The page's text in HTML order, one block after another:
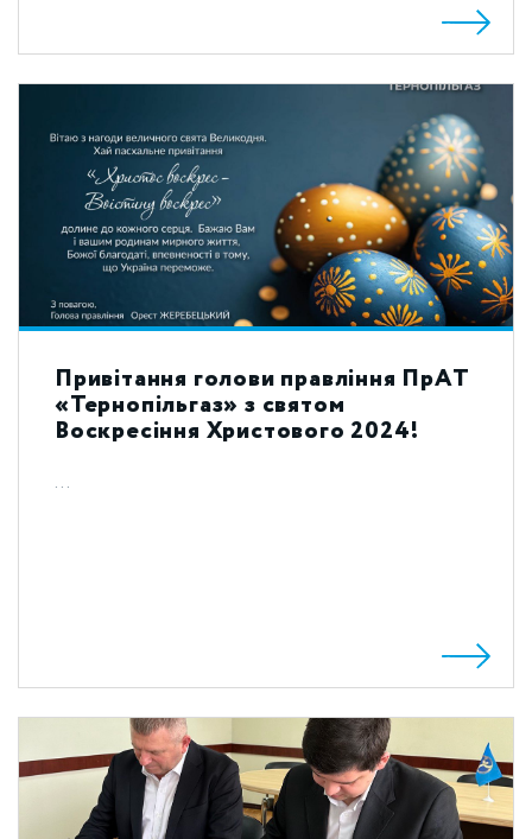
Привітання голови правління ПрАТ
«Тернопільгаз» з святом
Воскресіння Христового 2024!
...